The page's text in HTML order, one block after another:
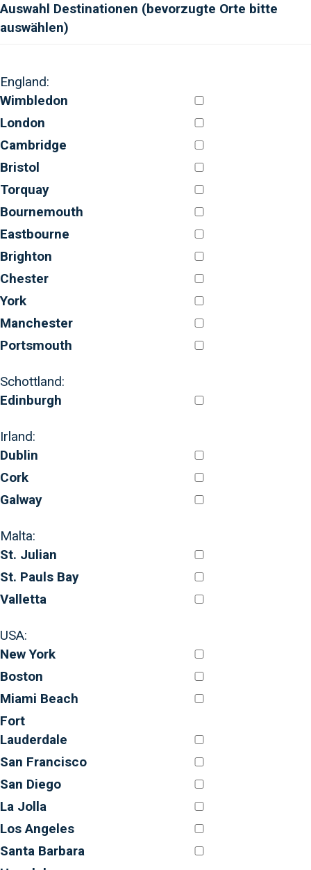
Auswahl Destinationen (bevorzugte Orte bitte
auswählen)
England:
Wimbledon
London
Cambridge
Bristol
Torquay
Bournemouth
Eastbourne
Brighton
Chester
York
Manchester
Portsmouth
Schottland:
Edinburgh
Irland:
Dublin
Cork
Galway
Malta:
St. Julian
St. Pauls Bay
Valletta
USA:
New York
Boston
Miami Beach
Fort
Lauderdale
San Francisco
San Diego
La Jolla
Los Angeles
Santa Barbara